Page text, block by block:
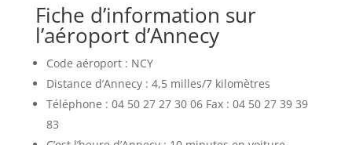
Fiche d’information sur
l’aéroport d’Annecy
Code aéroport : NCY
Distance d’Annecy : 4,5 milles/7 kilomètres
Téléphone : 04 50 27 27 30 06 Fax : 04 50 27 39 39
83